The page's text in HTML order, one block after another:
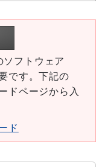
フトウェア
です。下記の
ドページから入
ド